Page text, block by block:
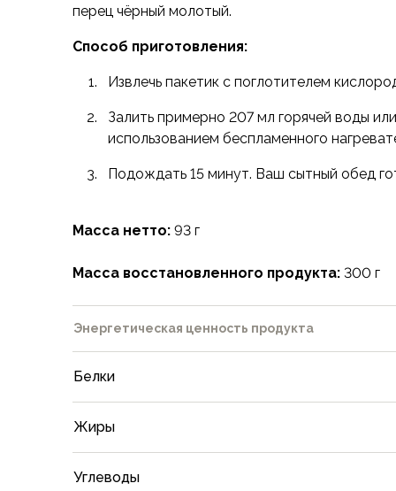
Термофутболки
Термотрусы
Толстовки, худи
Нижнее белье
Обувь
Ботинки
Неутепленные
Кроссовки
Повседневные кроссовки
Кроссовки треккинговые
Сапоги
Зимние
Вкладыши
Сандалии
Гамаши, бахилы
перец чёрный молотый.
Способ приготовления:
Извлечь пакетик с поглотителем
Залить примерно 207 мл горячей воды
использованием беспламенного
Подождать 15 минут. Ваш сытный обед
Масса нетто: 93 г
Масса восстановленного продукта: 300 г
Энергетическая ценность продукта
Белки
Жиры
Углеводы